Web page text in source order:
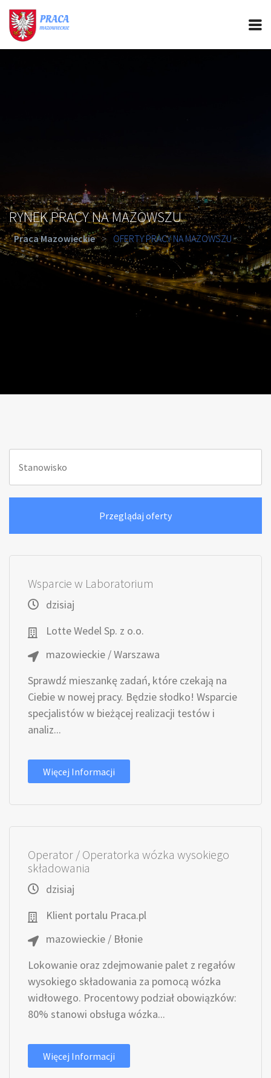
RYNEK PRACY NA MAZOWSZU
Praca Mazowieckie > OFERTY PRACY NA MAZOWSZU
Wsparcie w Laboratorium
dzisiaj
Lotte Wedel Sp. z o.o.
mazowieckie / Warszawa
Sprawdź mieszankę zadań, które czekają na
Ciebie w nowej pracy. Będzie słodko! Wsparcie
specjalistów w bieżącej realizacji testów i
analiz...
Więcej Informacji
Operator / Operatorka wózka wysokiego
składowania
dzisiaj
Klient portalu Praca.pl
mazowieckie / Błonie
Lokowanie oraz zdejmowanie palet z regałów
wysokiego składowania za pomocą wózka
widłowego. Procentowy podział obowiązków:
80% stanowi obsługa wózka...
Więcej Informacji